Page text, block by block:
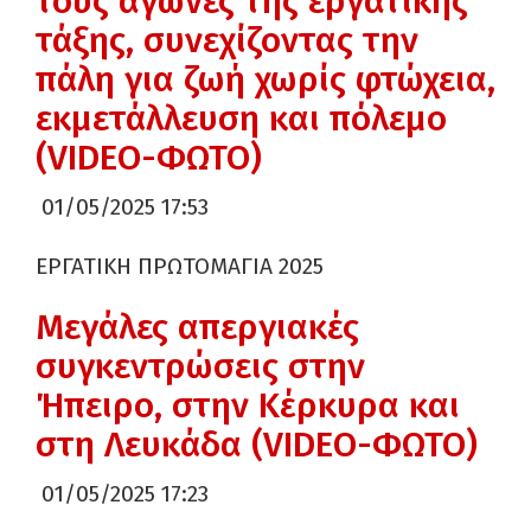
τάξης, συνεχίζοντας την
πάλη για ζωή χωρίς φτώχεια,
εκμετάλλευση και πόλεμο
(VIDEO-ΦΩΤΟ)
01/05/2025 17:53
ΕΡΓΑΤΙΚΗ ΠΡΩΤΟΜΑΓΙΑ 2025
Μεγάλες απεργιακές
συγκεντρώσεις στην
Ήπειρο, στην Κέρκυρα και
στη Λευκάδα (VIDEO-ΦΩΤΟ)
01/05/2025 17:23